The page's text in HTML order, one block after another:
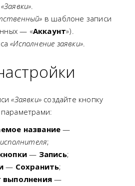
«Заявки».
в шаблоне записи
— «Аккаунт»).
«Исполнение заявки».
«Заявки» создайте кнопку
название—
;
— Запись;
— Сохранить;
выполнения —